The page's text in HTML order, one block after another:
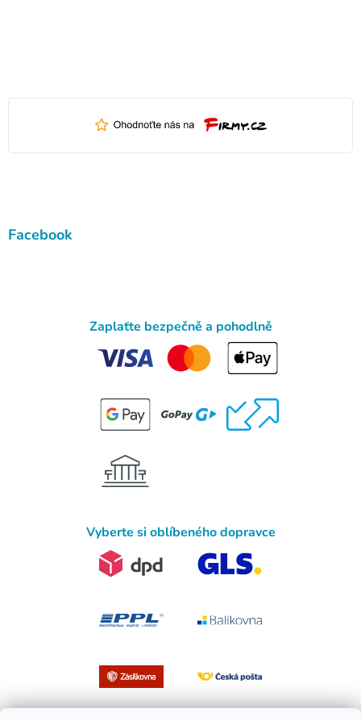
Facebook
Zaplaťte bezpečně a pohodlně
Vyberte si oblíbeného dopravce